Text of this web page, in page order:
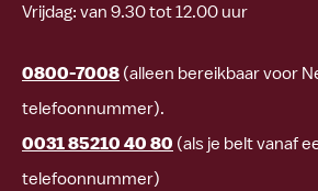
Vrijdag: van 9.30 tot 12.00 uur
0800-7008 (alleen bereikbaar voor
telefoonnummer).
0031 85210 40 80 (als je belt vanaf
telefoonnummer)